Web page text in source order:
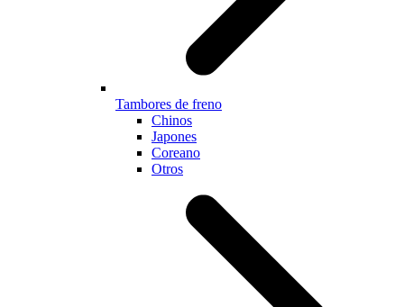
Tambores de freno
Chinos
Japones
Coreano
Otros